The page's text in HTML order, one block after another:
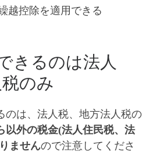
越控除を適用できる
きるのは法人
のみ
のは、法人税、地方法人税の
以外の税金(法人住民税、法
ませんので注意してくださ